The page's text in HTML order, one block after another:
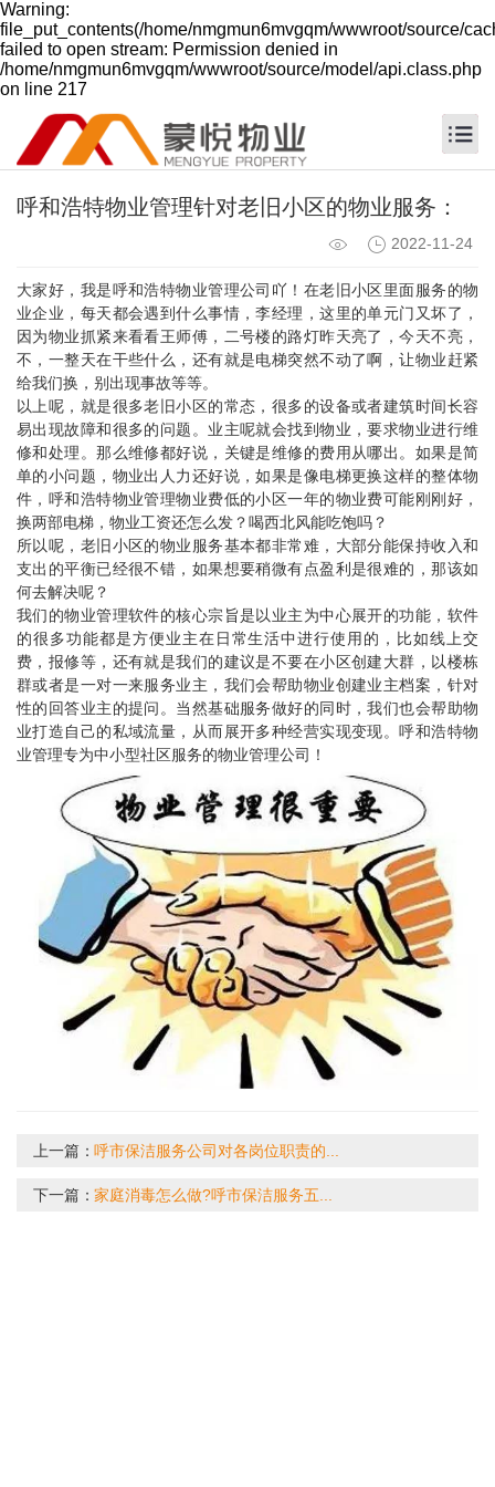
Warning:
file_put_contents(/home/nmgmun6mvgqm/wwwroot/source/
failed to open stream: Permission denied in
/home/nmgmun6mvgqm/wwwroot/source/model/api.class.php
on line 217
呼和浩特物业管理针对老旧小区的物业服务：
2022-11-24
大家好，我是呼和浩特物业管理公司吖！在老旧小区里面服务的物
业企业，每天都会遇到什么事情，李经理，这里的单元门又坏了，
因为物业抓紧来看看王师傅，二号楼的路灯昨天亮了，今天不亮，
不，一整天在干些什么，还有就是电梯突然不动了啊，让物业赶紧
给我们换，别出现事故等等。
以上呢，就是很多老旧小区的常态，很多的设备或者建筑时间长容
易出现故障和很多的问题。业主呢就会找到物业，要求物业进行维
修和处理。那么维修都好说，关键是维修的费用从哪出。如果是简
单的小问题，物业出人力还好说，如果是像电梯更换这样的整体物
件， 呼和浩特物业管理物业费低的小区一年的物业费可能刚刚好，
换两部电梯，物业工资还怎么发？喝西北风能吃饱吗？
所以呢，老旧小区的物业服务基本都非常难，大部分能保持收入和
支出的平衡已经很不错，如果想要稍微有点盈利是很难的，那该如
何去解决呢？
我们的物业管理软件的核心宗旨是以业主为中心展开的功能，软件
的很多功能都是方便业主在日常生活中进行使用的，比如线上交
费，报修等，还有就是我们的建议是不要在小区创建大群，以楼栋
群或者是一对一来服务业主，我们会帮助物业创建业主档案，针对
性的回答业主的提问。当然基础服务做好的同时，我们也会帮助物
业打造自己的私域流量，从而展开多种经营实现变现。呼和浩特物
业管理专为中小型社区服务的物业管理公司！
上一篇：呼市保洁服务公司对各岗位职责的...
下一篇：家庭消毒怎么做?呼市保洁服务五...